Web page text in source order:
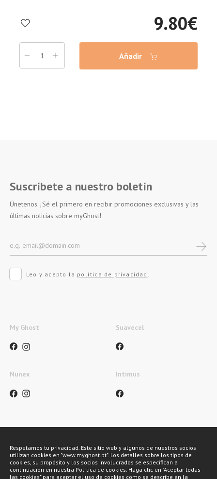
9.80€
Añadir
Suscríbete a nuestro boletín
Únetenos. ¡Sé el primero en recibir promociones exclusivas y las
últimas noticias sobre myGhost!
Leo y acepto la política de privacidad
My Ghost Suavecel
Nunex Intimus
Métodos de pagamento
Respetamos tu privacidad. Este sitio web y algunos de nuestros socios
utilizan cookies en "www.myghost.pt". Los detalles sobre los tipos de
cookies, su propósito y los socios involucrados se especifican a
continuación en nuestra Política de cookies. Haga clic en "Aceptar todas
las cookies" para aceptar el uso de cookies como se describe en la